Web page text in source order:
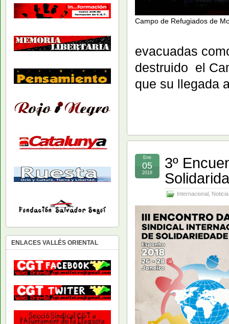
Campo de Refugiados de
evacuadas
destruido el
que su llegada
3º
Internacional Noticia
Ene
05
2018
ENLACES VALLÉS ORIENTAL